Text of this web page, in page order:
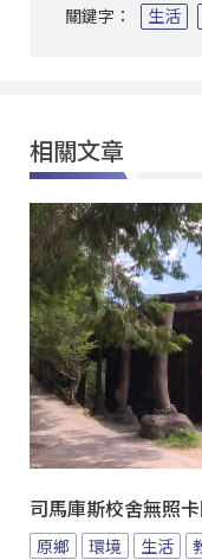
關鍵字： 生活
相關文章
司馬庫斯校舍無照
原鄉 環境 生活